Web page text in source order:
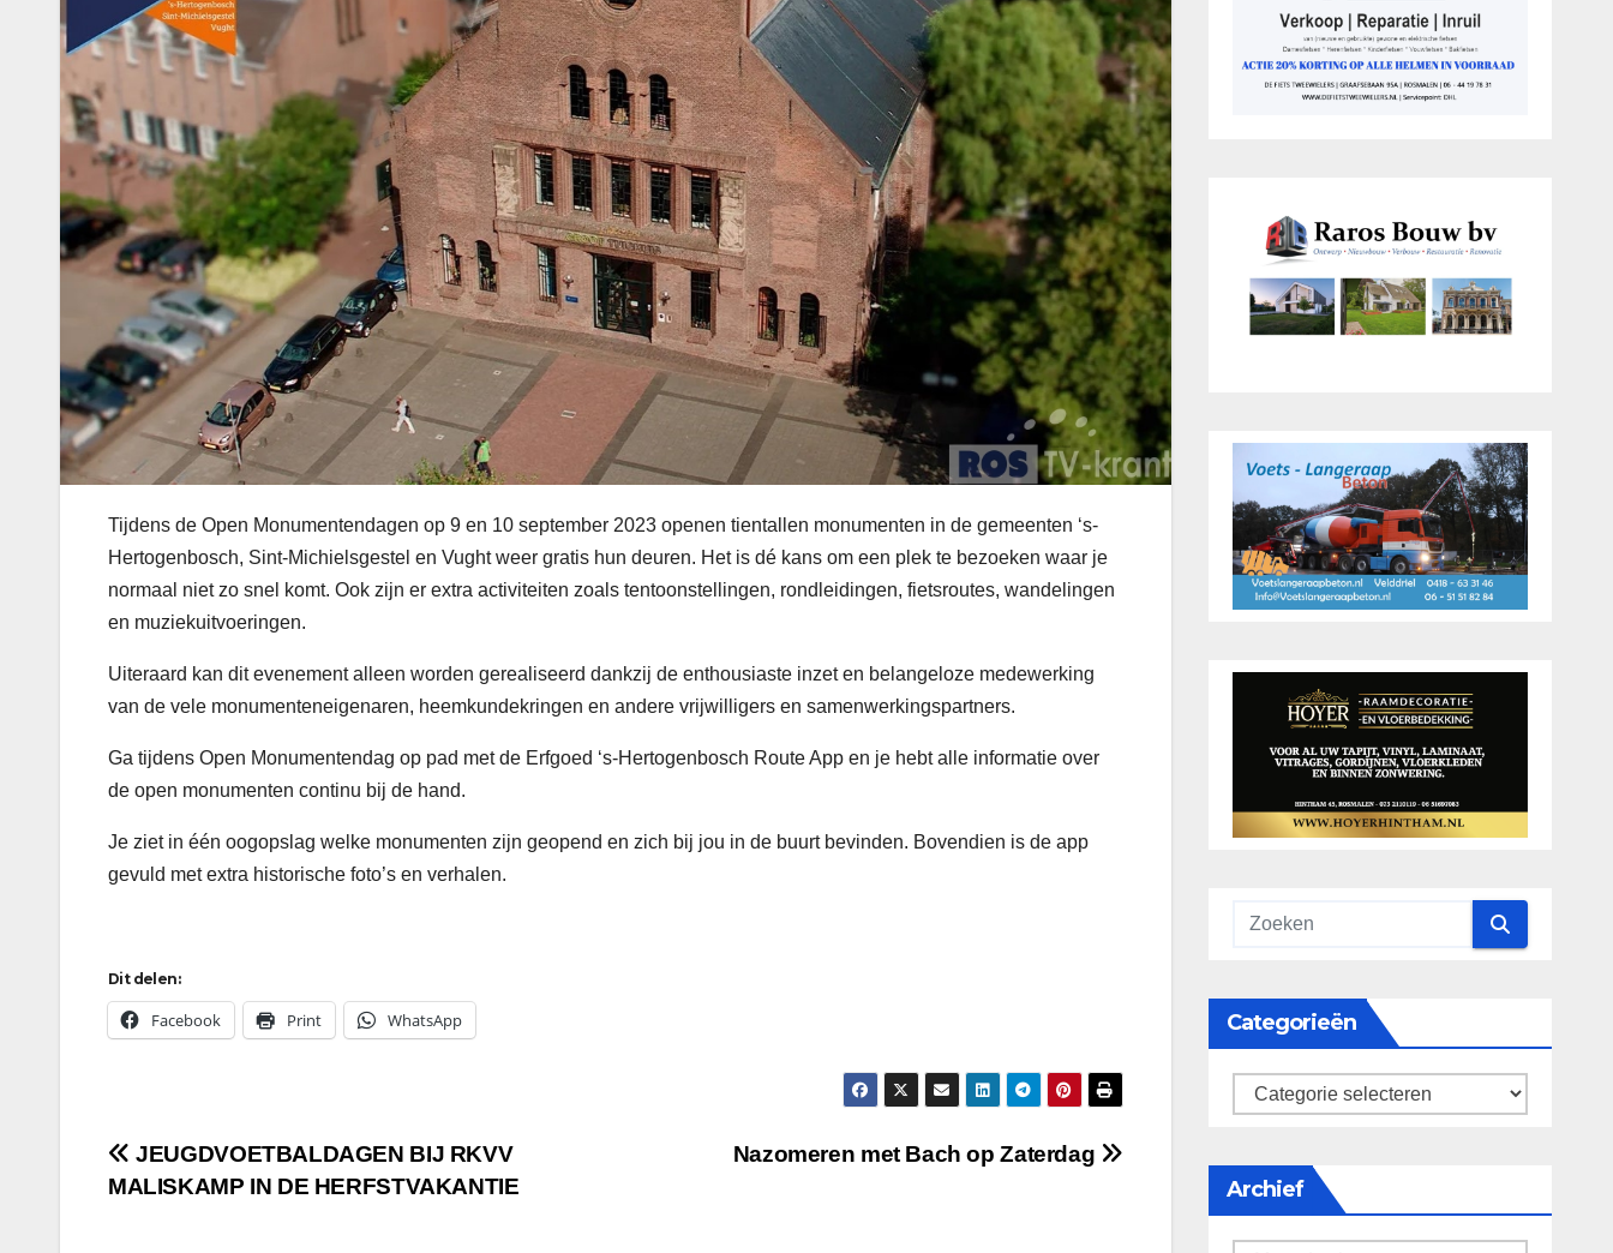
Tijdens de Open Monumentendagen op 9 en 10 september 2023 openen tientallen monumenten in de gemeenten ‘s-
Hertogenbosch, Sint-Michielsgestel en Vught weer gratis hun deuren. Het is dé kans om een plek te bezoeken waar je
normaal niet zo snel komt. Ook zijn er extra activiteiten zoals tentoonstellingen, rondleidingen, fietsroutes, wandelingen
en muziekuitvoeringen.
Uiteraard kan dit evenement alleen worden gerealiseerd dankzij de enthousiaste inzet en belangeloze medewerking
van de vele monumenteneigenaren, heemkundekringen en andere vrijwilligers en samenwerkingspartners.
Ga tijdens Open Monumentendag op pad met de Erfgoed ‘s-Hertogenbosch Route App en je hebt alle informatie over
de open monumenten continu bij de hand.
Je ziet in één oogopslag welke monumenten zijn geopend en zich bij jou in de buurt bevinden. Bovendien is de app
gevuld met extra historische foto’s en verhalen.
Dit delen:
Facebook Print WhatsApp
Bericht
Nazomeren met Bach op Zaterdag
JEUGDVOETBALDAGEN BIJ RKVV
MALISKAMP IN DE HERFSTVAKANTIE
Categorieën
categorieën
Archief